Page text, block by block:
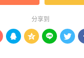
分享到
   